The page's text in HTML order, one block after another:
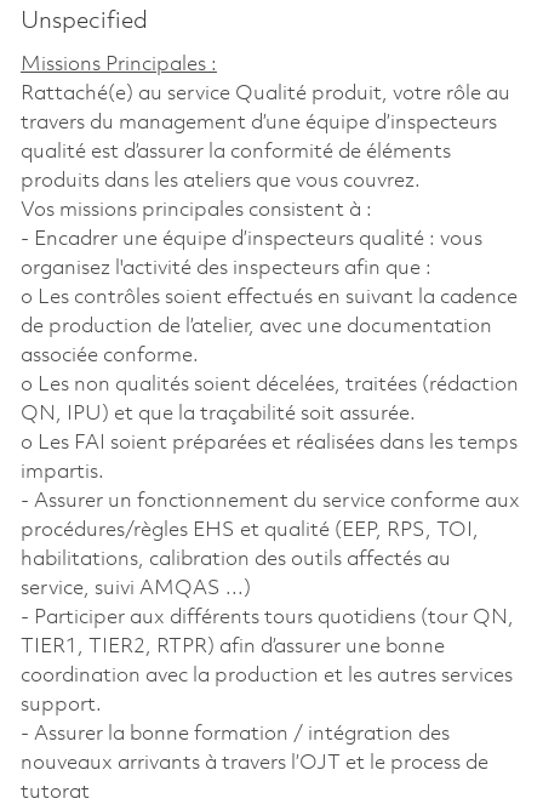
Unspecified
Missions Principales :
Rattaché(e) au service Qualité produit, votre rôle au
travers du management d’une équipe d’inspecteurs
qualité est d’assurer la conformité de éléments
produits dans les ateliers que vous couvrez.
Vos missions principales consistent à :
- Encadrer une équipe d’inspecteurs qualité : vous
organisez l'activité des inspecteurs afin que :
o Les contrôles soient effectués en suivant la cadence
de production de l’atelier, avec une documentation
associée conforme.
o Les non qualités soient décelées, traitées (rédaction
QN, IPU) et que la traçabilité soit assurée.
o Les FAI soient préparées et réalisées dans les temps
impartis.
- Assurer un fonctionnement du service conforme aux
procédures/règles EHS et qualité (EEP, RPS, TOI,
habilitations, calibration des outils affectés au
service, suivi AMQAS ...)
- Participer aux différents tours quotidiens (tour QN,
TIER1, TIER2, RTPR) afin d’assurer une bonne
coordination avec la production et les autres services
support.
- Assurer la bonne formation / intégration des
nouveaux arrivants à travers l’OJT et le process de
tutorat